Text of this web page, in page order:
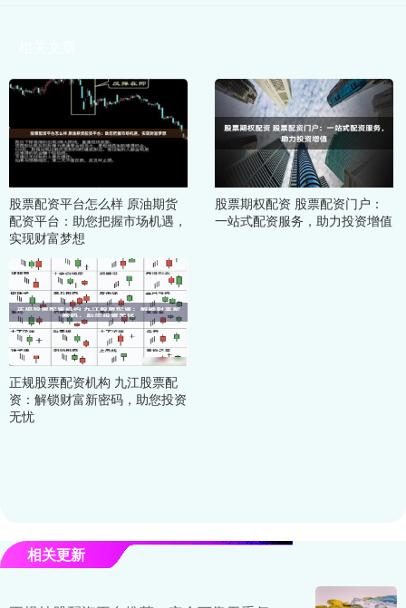
股票配资平台怎么样 原油期货
配资平台：助您把握市场机遇，
实现财富梦想
股票期权配资 股票配资门户：
一站式配资服务，助力投资增值
正规股票配资机构 九江股票配
资：解锁财富新密码，助您投资
无忧
相关更新